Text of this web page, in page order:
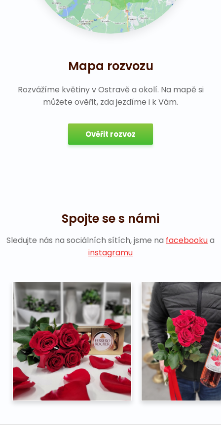
Mapa rozvozu
Rozvážíme květiny v Ostravě a okolí. Na mapě si
můžete ověřit, zda jezdíme i k Vám.
Ověřit rozvoz
Spojte se s námi
Sledujte nás na sociálních sítích, jsme na facebookua
instagramu